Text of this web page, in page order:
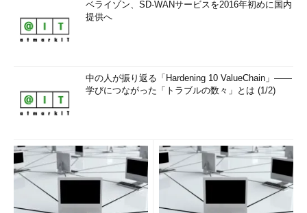
ベライゾン、SD-WANサービスを2016年初めに国内
提供へ
中の人が振り返る「Hardening 10 ValueChain」――
学びにつながった「トラブルの数々」とは (1/2)